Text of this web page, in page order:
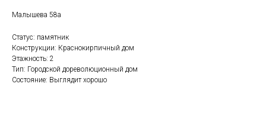
Малышева 58а
Статус: памятник
Конструкции: Краснокирпичный дом
Этажность: 2
Тип: Городской дореволюционный дом
Состояние: Выглядит хорошо